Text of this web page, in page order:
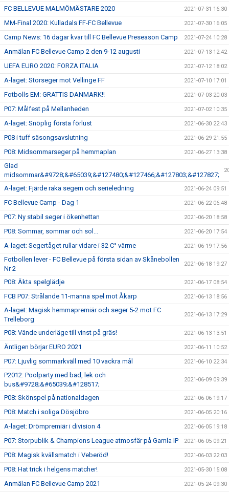
FC BELLEVUE MALMÖMÄSTARE 2020 2021-07-31 16:30
MM-Final 2020: Kulladals FF-FC Bellevue 2021-07-30 16:05
Camp News: 16 dagar kvar till FC Bellevue Preseason Camp 2021-07-24 10:28
Anmälan FC Bellevue Camp 2 den 9-12 augusti 2021-07-13 12:42
UEFA EURO 2020: FORZA ITALIA 2021-07-12 18:02
A-laget: Storseger mot Vellinge FF 2021-07-10 17:01
Fotbolls EM: GRATTIS DANMARK!! 2021-07-03 20:03
P07: Målfest på Mellanheden 2021-07-02 10:35
A-laget: Snöplig första förlust 2021-06-30 22:43
P08 i tuff säsongsavslutning 2021-06-29 21:55
P08: Midsommarseger på hemmaplan 2021-06-27 13:38
Glad
midsommar&#9728;&#65039;&#127480;&#127466;&#127803;&#127827;
A-laget: Fjärde raka segern och serieledning 2021-06-24 09:51
FC Bellevue Camp - Dag 1 2021-06-22 06:48
P07: Ny stabil seger i ökenhettan 2021-06-20 18:58
P08: Sommar, sommar och sol... 2021-06-20 17:54
A-laget: Segertåget rullar vidare i 32 C° värme 2021-06-19 17:56
Fotbollen lever - FC Bellevue på första sidan av Skånebollen
Nr 2
2021-06-18 19:27
P08: Äkta spelglädje 2021-06-17 08:54
FCB P07: Strålande 11-manna spel mot Åkarp 2021-06-13 18:56
A-laget: Magisk hemmapremiär och seger 5-2 mot FC
Trelleborg
2021-06-13 17:29
P08: Vände underläge till vinst på gräs! 2021-06-13 13:51
Äntligen börjar EURO 2021 2021-06-11 10:52
P07: Ljuvlig sommarkväll med 10 vackra mål 2021-06-10 22:34
P2012: Poolparty med bad, lek och
bus&#9728;&#65039;&#128517;
2021-06-09 09:39
P08: Skönspel på nationaldagen 2021-06-06 19:17
P08: Match i soliga Dösjöbro 2021-06-05 20:16
A-laget: Drömpremiär i division 4 2021-06-05 19:18
P07: Storpublik & Champions League atmosfär på Gamla IP 2021-06-05 09:21
P08: Magisk kvällsmatch i Veberöd! 2021-06-03 22:03
P08: Hat trick i helgens matcher! 2021-05-30 15:08
Anmälan FC Bellevue Camp 2021 2021-05-24 09:30